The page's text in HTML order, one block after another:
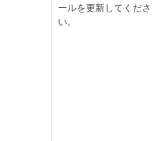
ールを更新してくださ
い。